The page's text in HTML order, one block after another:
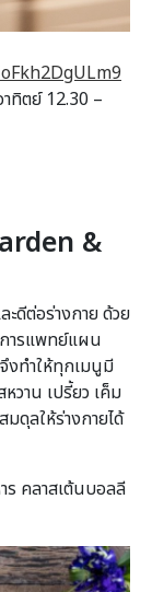
ทิตย์ 12.30 –
&
ดีต่อร่างกาย ด้วย
ารแพทย์แผน
งทำให้ทุกเมนูมี
วาน เปรี้ยว เค็ม
ดุลให้ร่างกายได้
ร คลาสเต้นบอลลี